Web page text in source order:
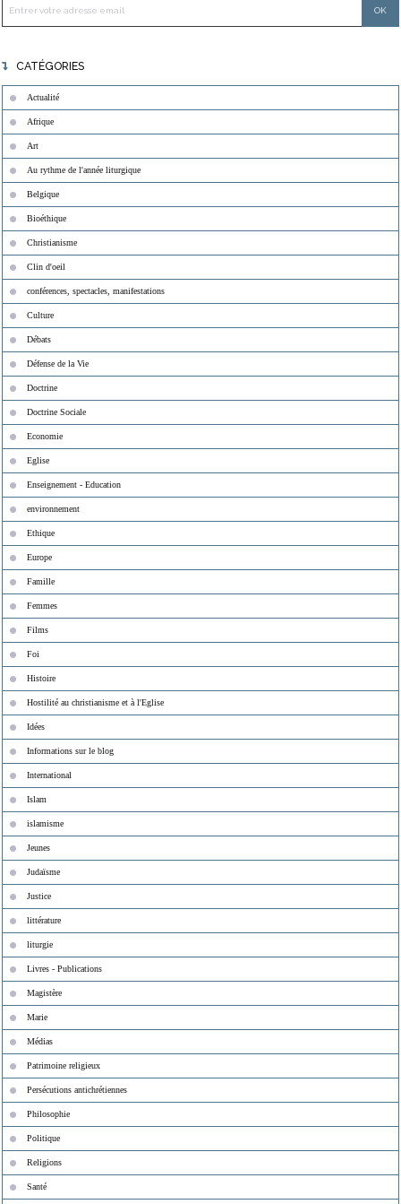
CATÉGORIES
Actualité
Afrique
Art
Au rythme de l'année liturgique
Belgique
Bioéthique
Christianisme
Clin d'oeil
conférences, spectacles, manifestations
Culture
Débats
Défense de la Vie
Doctrine
Doctrine Sociale
Economie
Eglise
Enseignement - Education
environnement
Ethique
Europe
Famille
Femmes
Films
Foi
Histoire
Hostilité au christianisme et à l'Eglise
Idées
Informations sur le blog
International
Islam
islamisme
Jeunes
Judaïsme
Justice
littérature
liturgie
Livres - Publications
Magistère
Marie
Médias
Patrimoine religieux
Persécutions antichrétiennes
Philosophie
Politique
Religions
Santé